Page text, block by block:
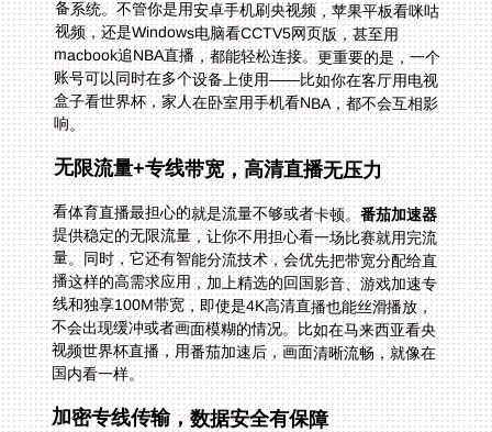
响。
无限流量+专线带宽，高清直播无压力
看体育直播最担心的就是流量不够或者卡顿。番茄加速器
提供稳定的无限流量，让你不用担心看一场比赛就用完流
量。同时，它还有智能分流技术，会优先把带宽分配给直
播这样的高需求应用，加上精选的回国影音、游戏加速专
线和独享100M带宽，即使是4K高清直播也能丝滑播放，
不会出现缓冲或者画面模糊的情况。比如在马来西亚看央
视频世界杯直播，用番茄加速后，画面清晰流畅，就像在
国内看一样。
加密专线传输，数据安全有保障